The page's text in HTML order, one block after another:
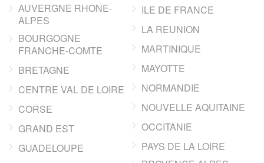
AUVERGNE RHONE-
ALPES
BOURGOGNE
FRANCHE-COMTE
BRETAGNE
CENTRE VAL DE LOIRE
CORSE
GRAND EST
GUADELOUPE
ILE DE FRANCE
LA REUNION
MARTINIQUE
MAYOTTE
NORMANDIE
NOUVELLE AQUITAINE
OCCITANIE
PAYS DE LA LOIRE